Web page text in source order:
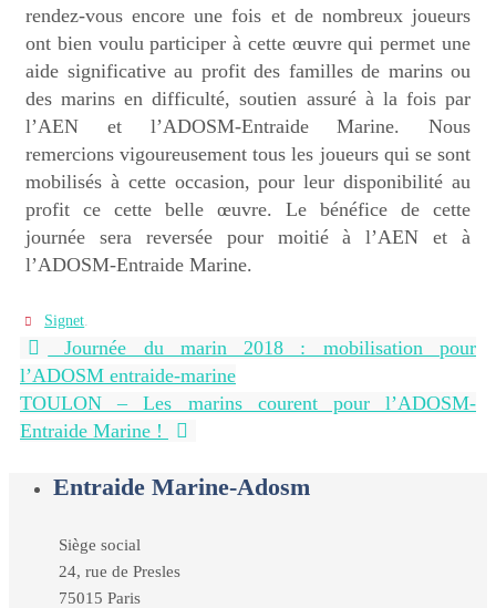
rendez-vous encore une fois et de nombreux joueurs
ont bien voulu participer à cette œuvre qui permet une
aide significative au profit des familles de marins ou
des marins en difficulté, soutien assuré à la fois par
l’AEN et l’ADOSM-Entraide Marine. Nous
remercions vigoureusement tous les joueurs qui se sont
mobilisés à cette occasion, pour leur disponibilité au
profit ce cette belle œuvre. Le bénéfice de cette
journée sera reversée pour moitié à l’AEN et à
l’ADOSM-Entraide Marine.
Signet.
Journée du marin 2018 : mobilisation pour
l’ADOSM entraide-marine
TOULON – Les marins courent pour l’ADOSM-
Entraide Marine !
Entraide Marine-Adosm
Siège social
24, rue de Presles
75015 Paris